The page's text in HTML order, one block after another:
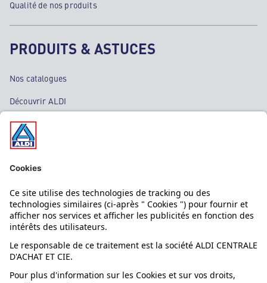
Qualité de nos produits
PRODUITS & ASTUCES
Nos catalogues
Découvrir ALDI
Nos bons plans
Nos rayons
Nos marques
Nos astuces
Évènements
L'application mobile